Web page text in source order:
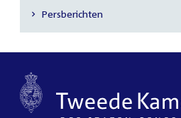
Secundaire
navigatie
Persberichten